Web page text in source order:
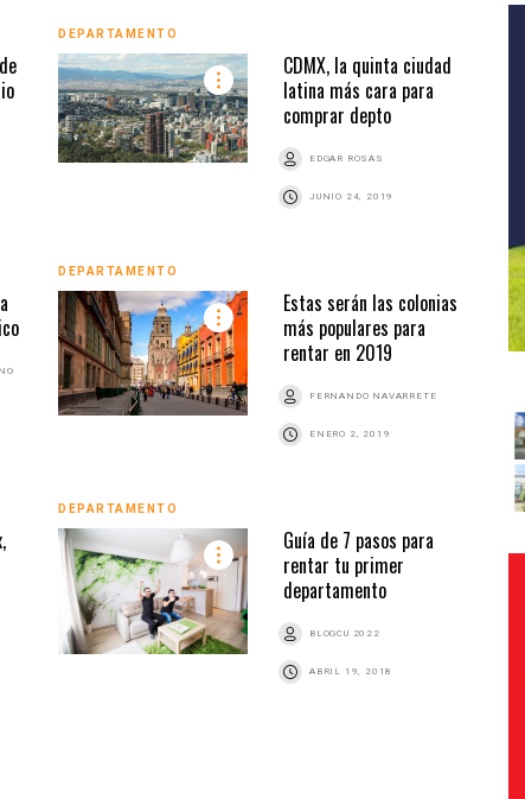
DEPARTAMENTO
CDMX, la quinta ciudad
latina más cara para
comprar depto
EDGAR ROSAS
JUNIO 24, 2019
DEPARTAMENTO
Estas serán las colonias
más populares para
rentar en 2019
FERNANDO NAVARRETE
ENERO 2, 2019
DEPARTAMENTO
Guía de 7 pasos para
rentar tu primer
departamento
BLOGCU 2022
ABRIL 19, 2018